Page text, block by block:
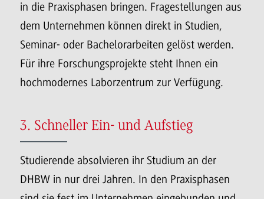
in die Praxisphasen bringen. Fragestellungen aus
dem Unternehmen können direkt in Studien,
Seminar- oder Bachelorarbeiten gelöst werden.
Für ihre Forschungsprojekte steht Ihnen ein
hochmodernes Laborzentrum zur Verfügung.
3. Schneller Ein- und Aufstieg
Studierende absolvieren ihr Studium an der
DHBW in nur drei Jahren. In den Praxisphasen